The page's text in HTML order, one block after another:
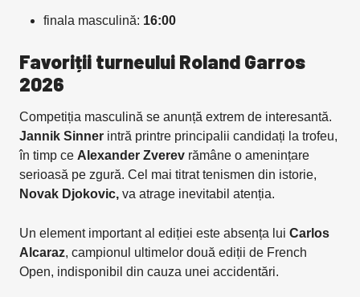
finala masculină: 16:00
Favoriții turneului Roland Garros
2026
Competiția masculină se anunță extrem de interesantă.
Jannik Sinner intră printre principalii candidați la trofeu,
în timp ce Alexander Zverev rămâne o amenințare
serioasă pe zgură. Cel mai titrat tenismen din istorie,
Novak Djokovic, va atrage inevitabil atenția.
Un element important al ediției este absența lui Carlos
Alcaraz, campionul ultimelor două ediții de French
Open, indisponibil din cauza unei accidentări.